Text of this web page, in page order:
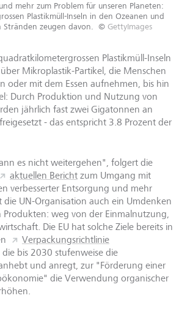
mehr zum Problem für unseren Planeten:
Plastikmüll-Inseln in den Ozeanen und
Stränden zeugen davon. © GettyImages
Plastikmüll-Inseln
Mikroplastik-Partikel, die Menschen
oder mit dem Essen aufnehmen, bis hin
Durch Produktion und Nutzung von
jährlich fast zwei Gigatonnen an
- das entspricht 3.8 Prozent der
es nicht weitergehen", folgert die
aktuellen Bericht zum Umgang mit
verbesserter Entsorgung und mehr
die UN-Organisation auch ein Umdenken
Produkten: weg von der Einmalnutzung,
Die EU hat solche Ziele bereits in
Verpackungsrichtlinie
bis 2030 stufenweise die
und anregt, zur "Förderung einer
die Verwendung organischer